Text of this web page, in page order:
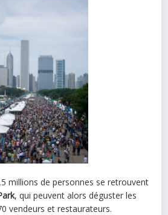
millions de personnes se retrouvent
, qui peuvent alors déguster les
vendeurs et restaurateurs.